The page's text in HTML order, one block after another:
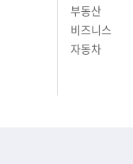
부동산
비즈니스
자동차